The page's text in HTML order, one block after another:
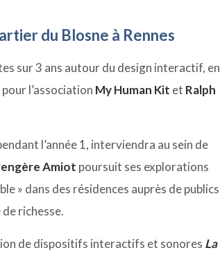
du Blosne à Rennes
sur 3 ans autour du design interactif, en
pour l’association My Human Kit et Ralph
l’année 1, interviendra au sein de
Amiot poursuit ses explorations
» dans des résidences auprès de publics
richesse.
de dispositifs interactifs et sonores La